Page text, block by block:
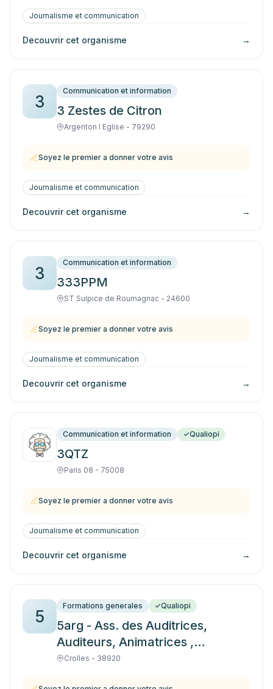
Journalisme et communication
Decouvrir cet organisme →
3
Communication et information
3 Zestes de Citron
Argenton l Eglise - 79290
Soyez le premier a donner votre avis
Journalisme et communication
Decouvrir cet organisme →
3
Communication et information
333PPM
ST Sulpice de Roumagnac - 24600
Soyez le premier a donner votre avis
Journalisme et communication
Decouvrir cet organisme →
Communication et information Qualiopi
3QTZ
Paris 08 - 75008
Soyez le premier a donner votre avis
Journalisme et communication
Decouvrir cet organisme →
5
Formations generales Qualiopi
5arg - Ass. des Auditrices,
Auditeurs, Animatrices ,
Animateurs de Radio
Crolles - 38920